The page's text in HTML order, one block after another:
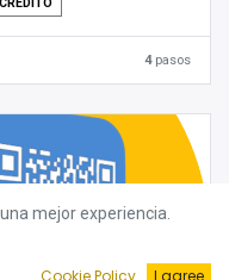
4pasos
mejor experiencia.
Cookie Policy I agree